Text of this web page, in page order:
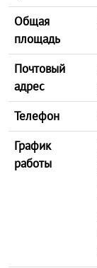
Общая
площадь
Почтовый
адрес
Телефон
График
работы